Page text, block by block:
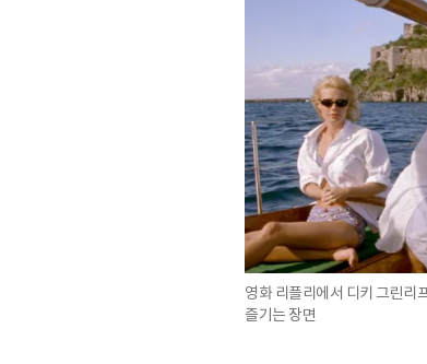
영화 리플리에서 디키 그린리
즐기는 장면